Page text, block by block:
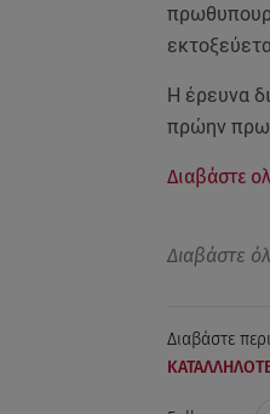
Η έρευνα
πρώην
Διαβάστε
Διαβάστε
Διαβάστε